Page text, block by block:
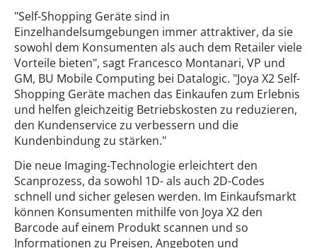
"Self-Shopping Geräte sind in
Einzelhandelsumgebungen immer attraktiver, da sie
sowohl dem Konsumenten als auch dem Retailer viele
Vorteile bieten", sagt Francesco Montanari, VP und
GM, BU Mobile Computing bei Datalogic. "Joya X2 Self-
Shopping Geräte machen das Einkaufen zum Erlebnis
und helfen gleichzeitig Betriebskosten zu reduzieren,
den Kundenservice zu verbessern und die
Kundenbindung zu stärken."
Die neue Imaging-Technologie erleichtert den
Scanprozess, da sowohl 1D- als auch 2D-Codes
schnell und sicher gelesen werden. Im Einkaufsmarkt
können Konsumenten mithilfe von Joya X2 den
Barcode auf einem Produkt scannen und so
Informationen zu Preisen, Angeboten und